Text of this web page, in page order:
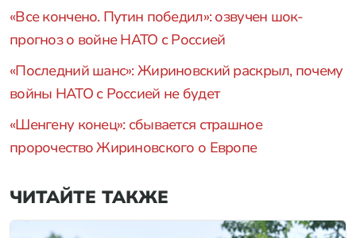
«Все кончено. Путин победил»: озвучен шок-
прогноз о войне НАТО с Россией
«Последний шанс»: Жириновский раскрыл, почему
войны НАТО с Россией не будет
«Шенгену конец»: сбывается страшное
пророчество Жириновского о Европе
ЧИТАЙТЕ ТАКЖЕ